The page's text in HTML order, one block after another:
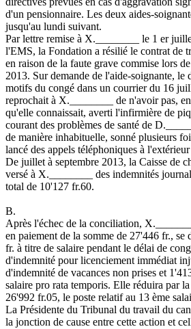
d'un pensionnaire. Les deux aides-
jusqu'au lundi suivant.
Par lettre remise à X.________ le 1 er
l'EMS, la Fondation a résilié le contrat de
en raison de la faute grave commise lors
2013. Sur demande de l'aide-soignante, le
motifs du congé dans un courrier du 16
reprochait à X.________ de n'avoir pas,
qu'elle connaissait, averti l'infirmière de
courant des problèmes de santé de
de manière inhabituelle, sonné plusieurs
lancé des appels téléphoniques à
De juillet à septembre 2013, la Caisse de
versé à X.________ des indemnités
total de 10'127 fr.60.
B.
Après l'échec de la conciliation,
en paiement de la somme de 27'446 fr., se
fr. à titre de salaire pendant le délai de
d'indemnité pour licenciement immédiat
d'indemnité de vacances non prises et
salaire pro rata temporis. Elle réduira par
26'992 fr.05, le poste relatif au 13 ème
La Présidente du Tribunal du travail du
la jonction de cause entre cette action et